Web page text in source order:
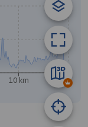
10 km 14 km